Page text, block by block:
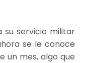
su servicio militar
se le conoce
un mes, algo que